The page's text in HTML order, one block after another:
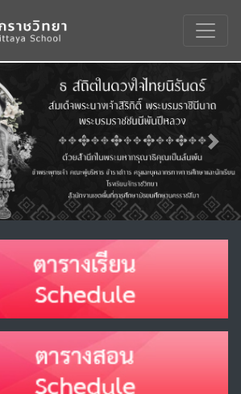
Next